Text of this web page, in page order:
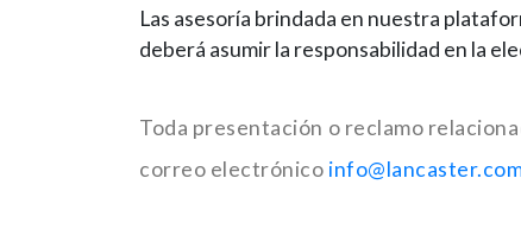
Las asesoría brindada en nuestra
deberá asumir la responsabilidad en la
Toda presentación o reclamo
correo electrónico